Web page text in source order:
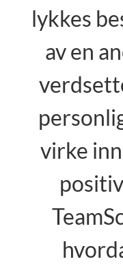
lykkes
av en
virke